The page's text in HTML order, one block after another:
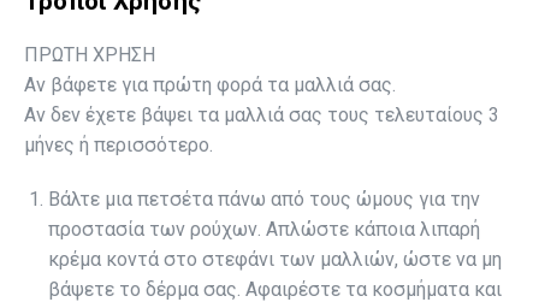
ΠΡΩΤΗ ΧΡΗΣΗ
Αν βάφετε για πρώτη φορά τα μαλλιά σας.
Αν δεν έχετε βάψει τα μαλλιά σας τους τελευταίους 3
μήνες ή περισσότερο.
Βάλτε μια πετσέτα πάνω από τους ώμους για την
προστασία των ρούχων. Απλώστε κάποια λιπαρή
κρέμα κοντά στο στεφάνι των μαλλιών, ώστε να μη
βάψετε το δέρμα σας. Αφαιρέστε τα κοσμήματα και